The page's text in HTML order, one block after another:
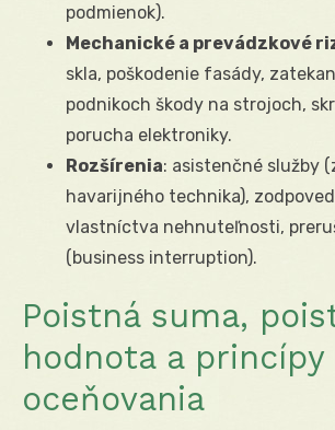
podmienok).
Mechanické a prevádzkové
skla, poškodenie fasády,
podnikoch škody na strojoch,
porucha elektroniky.
Rozšírenia: asistenčné služby
havarijného technika),
vlastníctva nehnuteľnosti,
(business interruption).
Poistná suma,
hodnota a princípy
oceňovania